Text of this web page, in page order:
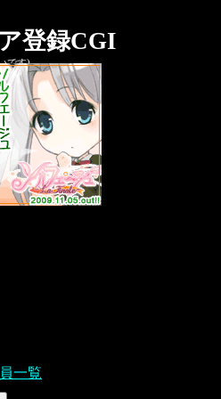
登録CGI
です)
一覧